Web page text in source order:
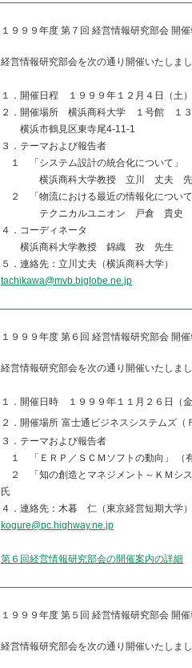
１９９９年度 第７回 経営情報研究部会 開
経営情報研究部会を次の通り開催いたしま
１．開催日程 １９９９年１２月４日（土
２．開催場所 横浜商科大学 １号館 １
横浜市鶴見区東寺尾4-11-1
３．テーマおよび報告者
１ 「システム設計の統合化について」
横浜商科大学教授 立川 丈夫 先
２ 「物流における最近の情報化につい
テクニカルユニオン 戸倉 貴史
４．コーディネータ
横浜商科大学教授 錦織 孜 先生
５．連絡先：立川丈夫（横浜商科大学）
tachikawa@mvb.biglobe.ne.jp
１９９９年度 第６回 経営情報研究部会 開
経営情報研究部会を次の通り開催いたしま
１．開催日時 １９９９年１１月２６日（
２．開催場所 富士通ビジネスシステムズ（
３．テーマおよび報告者
１ 「ＥＲＰ／ＳＣＭソフトの動向」
２ 「知の創造とマネジメント～ＫＭシ
氏
４．連絡先：木暮 仁（東京経営短期大学）
kogure@pc.highway.ne.jp
第６回経営情報研究部会の開催案内の詳細
１９９９年度 第５回 経営情報研究部会 開
経営情報研究部会を次の通り開催いたしま